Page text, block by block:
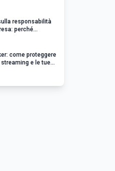
responsabilità
perché
come proteggere
e le tue